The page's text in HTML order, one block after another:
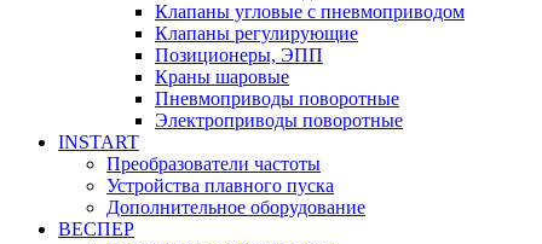
Клапаны угловые с пневмоприводом
Клапаны регулирующие
Позиционеры, ЭПП
Краны шаровые
Пневмоприводы поворотные
Электроприводы поворотные
INSTART
Преобразователи частоты
Устройства плавного пуска
Дополнительное оборудование
ВЕСПЕР